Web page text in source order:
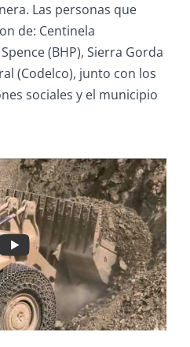
Las personas que
de: Centinela
(BHP), Sierra Gorda
(Codelco), junto con los
sociales y el municipio